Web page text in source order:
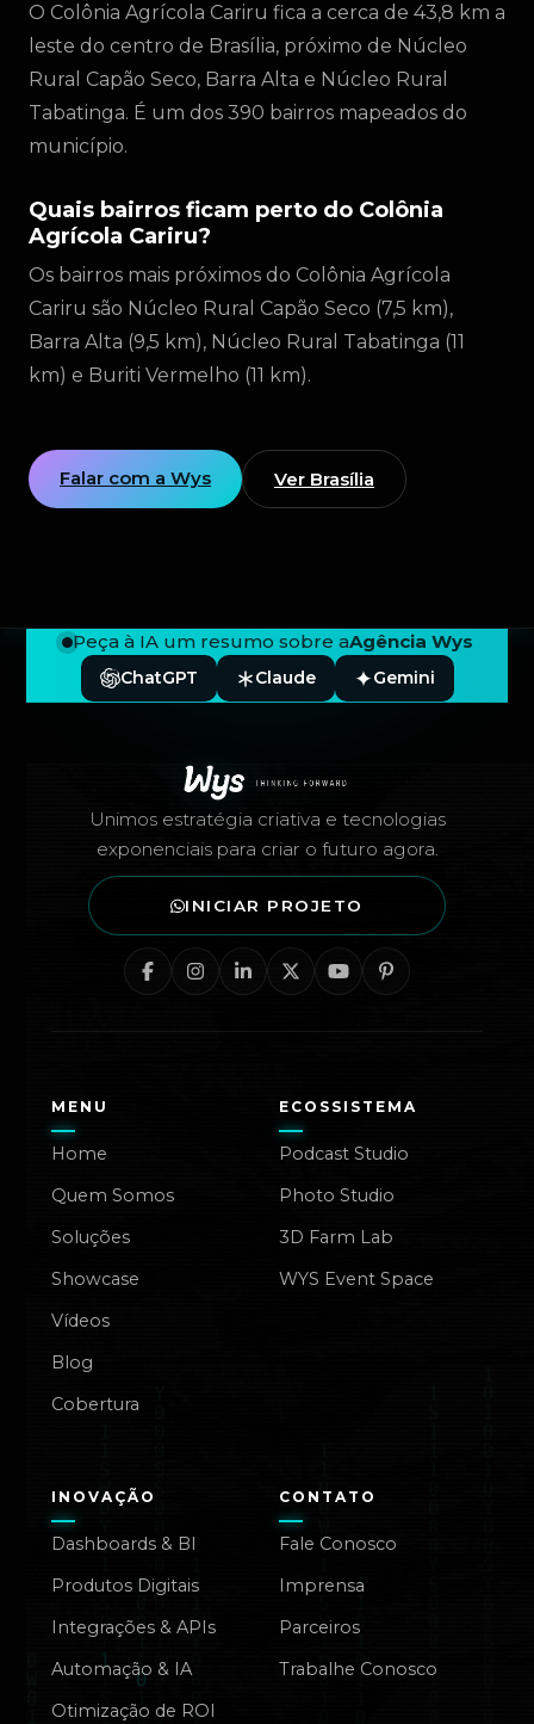
O Colônia Agrícola Cariru fica a cerca de 43,8 km a
leste do centro de Brasília, próximo de Núcleo
Rural Capão Seco, Barra Alta e Núcleo Rural
Tabatinga. É um dos 390 bairros mapeados do
município.
Quais bairros ficam perto do Colônia
Agrícola Cariru?
Os bairros mais próximos do Colônia Agrícola
Cariru são Núcleo Rural Capão Seco (7,5 km),
Barra Alta (9,5 km), Núcleo Rural Tabatinga (11
km) e Buriti Vermelho (11 km).
Falar com a Wys Ver Brasília
Peça à IA um resumo sobre aAgência Wys
ChatGPT Claude Gemini
Unimos estratégia criativa e tecnologias
exponenciais para criar o futuro agora.
INICIAR PROJETO
MENU
Home
Quem Somos
Soluções
Showcase
Vídeos
Blog
Cobertura
ECOSSISTEMA
Podcast Studio
Photo Studio
3D Farm Lab
WYS Event Space
INOVAÇÃO
Dashboards & BI
Produtos Digitais
Integrações & APIs
Automação & IA
Otimização de ROI
CONTATO
Fale Conosco
Imprensa
Parceiros
Trabalhe Conosco